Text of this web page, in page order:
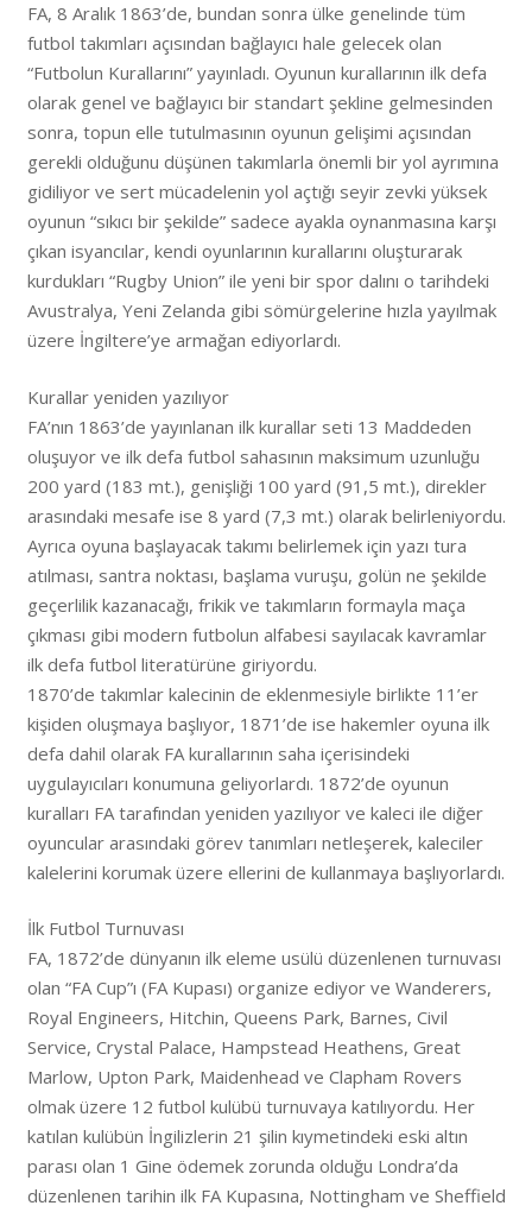
FA, 8 Aralık 1863’de, bundan sonra ülke genelinde tüm
futbol takımları açısından bağlayıcı hale gelecek olan
“Futbolun Kurallarını” yayınladı. Oyunun kurallarının ilk defa
olarak genel ve bağlayıcı bir standart şekline gelmesinden
sonra, topun elle tutulmasının oyunun gelişimi açısından
gerekli olduğunu düşünen takımlarla önemli bir yol ayrımına
gidiliyor ve sert mücadelenin yol açtığı seyir zevki yüksek
oyunun “sıkıcı bir şekilde” sadece ayakla oynanmasına karşı
çıkan isyancılar, kendi oyunlarının kurallarını oluşturarak
kurdukları “Rugby Union” ile yeni bir spor dalını o tarihdeki
Avustralya, Yeni Zelanda gibi sömürgelerine hızla yayılmak
üzere İngiltere’ye armağan ediyorlardı.
Kurallar yeniden yazılıyor
FA’nın 1863’de yayınlanan ilk kurallar seti 13 Maddeden
oluşuyor ve ilk defa futbol sahasının maksimum uzunluğu
200 yard (183 mt.), genişliği 100 yard (91,5 mt.), direkler
arasındaki mesafe ise 8 yard (7,3 mt.) olarak belirleniyordu.
Ayrıca oyuna başlayacak takımı belirlemek için yazı tura
atılması, santra noktası, başlama vuruşu, golün ne şekilde
geçerlilik kazanacağı, frikik ve takımların formayla maça
çıkması gibi modern futbolun alfabesi sayılacak kavramlar
ilk defa futbol literatürüne giriyordu.
1870’de takımlar kalecinin de eklenmesiyle birlikte 11’er
kişiden oluşmaya başlıyor, 1871’de ise hakemler oyuna ilk
defa dahil olarak FA kurallarının saha içerisindeki
uygulayıcıları konumuna geliyorlardı. 1872’de oyunun
kuralları FA tarafından yeniden yazılıyor ve kaleci ile diğer
oyuncular arasındaki görev tanımları netleşerek, kaleciler
kalelerini korumak üzere ellerini de kullanmaya başlıyorlardı.
İlk Futbol Turnuvası
FA, 1872’de dünyanın ilk eleme usülü düzenlenen turnuvası
olan “FA Cup”ı (FA Kupası) organize ediyor ve Wanderers,
Royal Engineers, Hitchin, Queens Park, Barnes, Civil
Service, Crystal Palace, Hampstead Heathens, Great
Marlow, Upton Park, Maidenhead ve Clapham Rovers
olmak üzere 12 futbol kulübü turnuvaya katılıyordu. Her
katılan kulübün İngilizlerin 21 şilin kıymetindeki eski altın
parası olan 1 Gine ödemek zorunda olduğu Londra’da
düzenlenen tarihin ilk FA Kupasına, Nottingham ve Sheffield